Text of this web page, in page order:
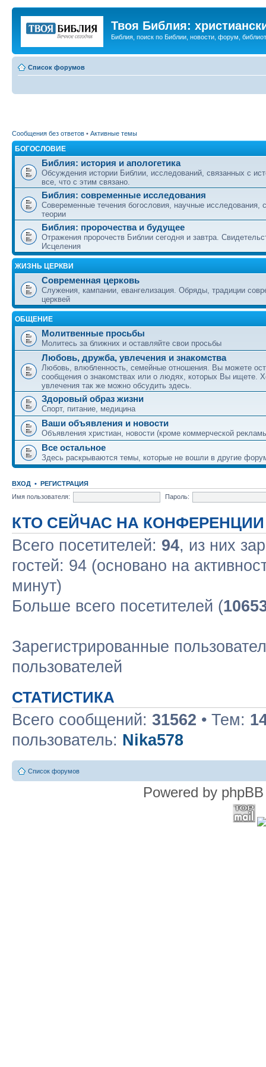
Твоя Библия:
Библия, поиск по Библии, новости, форум,
Список форумов
Сообщения без ответов • Активные темы
БОГОСЛОВИЕ
Библия: история и апологетика
Обсуждения истории Библии, исследований, связанных с
все, что с этим связано.
Библия: современные исследования
Совеременные течения богословия, научные исследования,
теории
Библия: пророчества и будущее
Отражения пророчеств Библии сегодня и завтра.
Исцеления
ЖИЗНЬ ЦЕРКВИ
Современная церковь
Служения, кампании, евангелизация. Обряды, традиции
церквей
ОБЩЕНИЕ
Молитвенные просьбы
Молитесь за ближних и оставляйте свои просьбы
Любовь, дружба, увлечения и знакомства
Любовь, влюбленность, семейные отношения. Вы можете
сообщения о знакомствах или о людях, которых Вы ищете.
увлечения так же можно обсудить здесь.
Здоровый образ жизни
Спорт, питание, медицина
Ваши объявления и новости
Объявления христиан, новости (кроме коммерческой
Все остальное
Здесь раскрываются темы, которые не вошли в другие
ВХОД • РЕГИСТРАЦИЯ
Имя пользователя:
Пароль:
КТО СЕЙЧАС НА КОНФЕРЕНЦИИ
Всего посетителей: 94, из них
гостей: 94 (основано на
минут)
Больше всего посетителей (
Зарегистрированные
пользователей
СТАТИСТИКА
Всего сообщений: 31562 • Тем:
пользователь: Nika578
Список форумов
Powered by